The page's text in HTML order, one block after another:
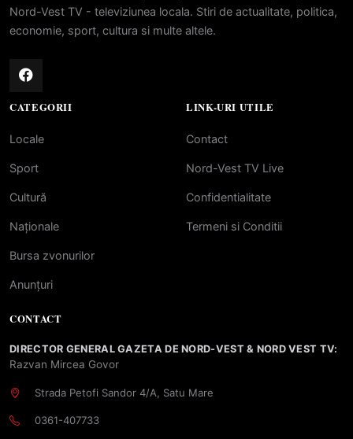
Nord-Vest TV - televiziunea locala. Stiri de actualitate, politica,
economie, sport, cultura si multe altele.
CATEGORII
Locale
Sport
Cultură
Naționale
Bursa zvonurilor
Anunțuri
LINK-URI UTILE
Contact
Nord-Vest TV Live
Confidentialitate
Termeni si Conditii
CONTACT
DIRECTOR GENERAL GAZETA DE NORD-VEST & NORD VEST TV:
Razvan Mircea Govor
Strada Petofi Sandor 4/A, Satu Mare
0361-407733